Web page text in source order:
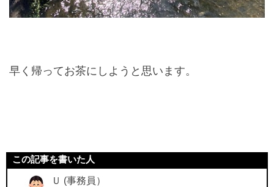
早く帰ってお茶にしようと思います。
この記事を書いた人
Ｕ (事務員）